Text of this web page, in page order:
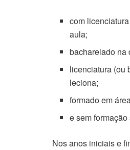
com
aula;
bacharelado na
licenciatura (ou
leciona;
formado em
e sem formação
Nos anos iniciais e